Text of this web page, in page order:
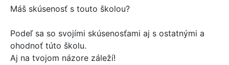
Máš skúsenosť s touto školou?
Podeľ sa so svojími skúsenosťami aj s ostatnými a
ohodnoť túto školu.
Aj na tvojom názore záleží!